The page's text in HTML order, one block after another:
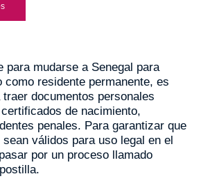
para mudarse a Senegal para
como residente permanente, es
traer documentos personales
de nacimiento,
penales. Para garantizar que
válidos para uso legal en el
por un proceso llamado